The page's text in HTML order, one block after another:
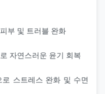
부 및 트러블 완화
자연스러운 윤기 회복
스트레스 완화 및 수면